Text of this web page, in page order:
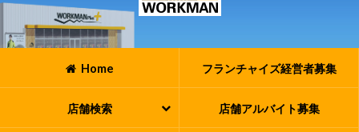
Home フランチャイズ経営者募集
店舗検索 店舗アルバイト募集